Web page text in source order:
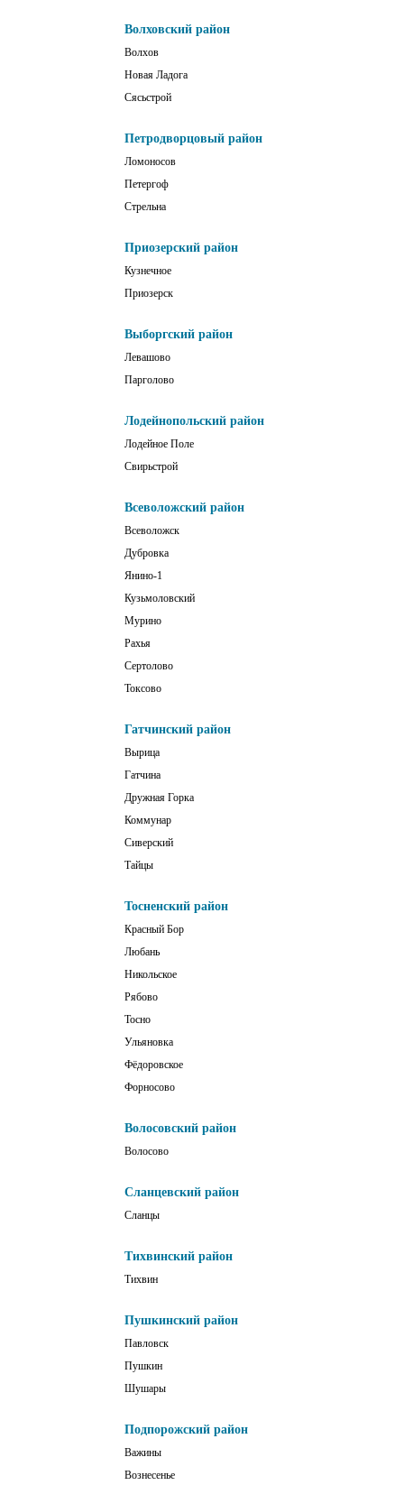
Волховский район
Волхов
Новая Ладога
Сясьстрой
Петродворцовый район
Ломоносов
Петергоф
Стрельна
Приозерский район
Кузнечное
Приозерск
Выборгский район
Левашово
Парголово
Лодейнопольский район
Лодейное Поле
Свирьстрой
Всеволожский район
Всеволожск
Дубровка
Янино-1
Кузьмоловский
Мурино
Рахья
Сертолово
Токсово
Гатчинский район
Вырица
Гатчина
Дружная Горка
Коммунар
Сиверский
Тайцы
Тосненский район
Красный Бор
Любань
Никольское
Рябово
Тосно
Ульяновка
Фёдоровское
Форносово
Волосовский район
Волосово
Сланцевский район
Сланцы
Тихвинский район
Тихвин
Пушкинский район
Павловск
Пушкин
Шушары
Подпорожский район
Важины
Вознесенье